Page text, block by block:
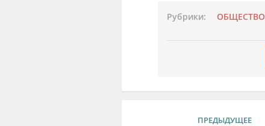
Рубрики: ОБЩЕСТВО
ПРЕДЫДУЩЕЕ